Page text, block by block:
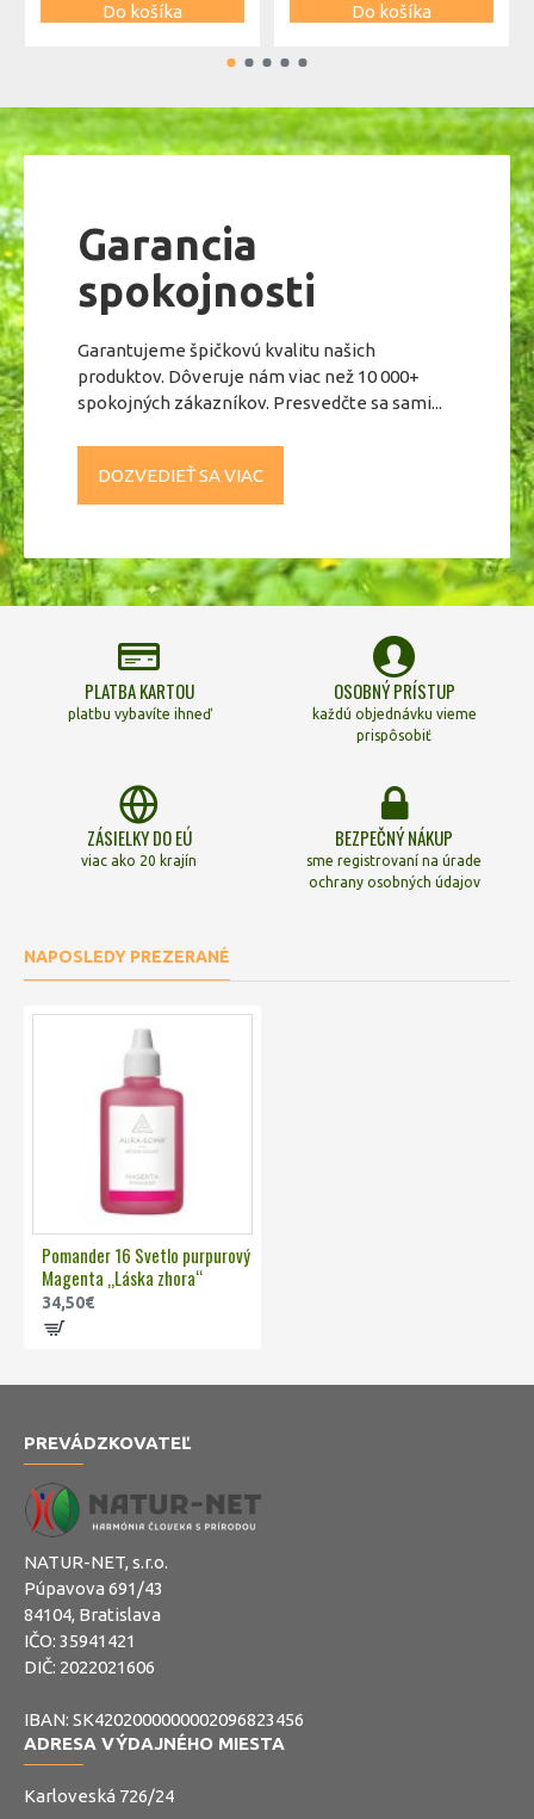
použiť aj pre iných, ktorí to momentálne potrebujú.
Objem: 25ml
Do košíka Do košíka
Garancia
spokojnosti
Garantujeme špičkovú kvalitu našich
produktov. Dôveruje nám viac než 10 000+
spokojných zákazníkov. Presvedčte sa sami...
DOZVEDIEŤ SA VIAC
PLATBA KARTOU
platbu vybavíte ihneď
OSOBNÝ PRÍSTUP
každú objednávku vieme
prispôsobiť
ZÁSIELKY DO EÚ
viac ako 20 krajín
BEZPEČNÝ NÁKUP
sme registrovaní na úrade
ochrany osobných údajov
NAPOSLEDY PREZERANÉ
Pomander 16 Svetlo purpurový
Magenta „Láska zhora“
34,50€
PREVÁDZKOVATEĽ
NATUR-NET, s.r.o.
Púpavova 691/43
84104, Bratislava
IČO: 35941421
DIČ: 2022021606
IBAN: SK4202000000002096823456
ADRESA VÝDAJNÉHO MIESTA
Karloveská 726/24